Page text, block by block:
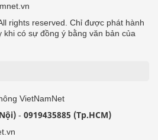
rights reserved. Chỉ được phát hành
khi có sự đồng ý bằng văn bản của
VietNamNet
- 0919435885 (Tp.HCM)